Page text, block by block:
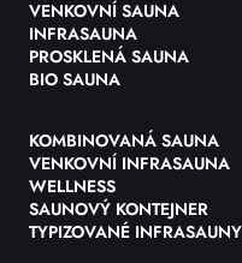
VENKOVNÍ SAUNA
INFRASAUNA
PROSKLENÁ SAUNA
BIO SAUNA
KOMBINOVANÁ SAUNA
VENKOVNÍ INFRASAUNA
WELLNESS
SAUNOVÝ KONTEJNER
TYPIZOVANÉ INFRASAUNY